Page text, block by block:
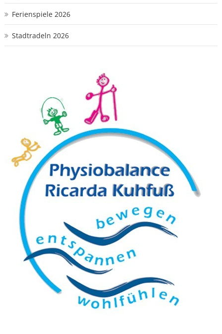
Ferienspiele 2026
Stadtradeln 2026